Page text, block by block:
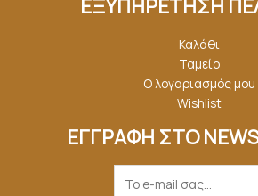
ΕΞΥΠΗΡΕΤΗΣΗ
Καλάθι
Ταμείο
Ο λογαριασμός μου
Wishlist
ΕΓΓΡΑΦΗ ΣΤΟ